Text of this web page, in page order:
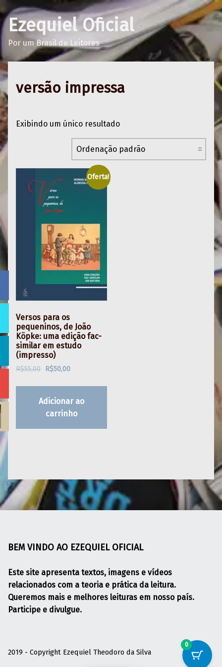
Ezequiel Oficial
Por um Brasil de Leitores
versão impressa
Exibindo um único resultado
Oferta!
Versos para os
pequeninos, de João
Köpke: uma edição fac-
similar em estudo
(impresso)
R$55,00 O preço original era: R$55,00.
R$50,00
Adicionar ao
carrinho
BEM VINDO AO EZEQUIEL OFICIAL
Este site apresenta textos, imagens e vídeos
relacionados com a teoria e prática da leitura.
Queremos mais e melhores leituras em nosso país.
Participe e divulgue.
2019 - Copyright Ezequiel Theodoro da Silva
0